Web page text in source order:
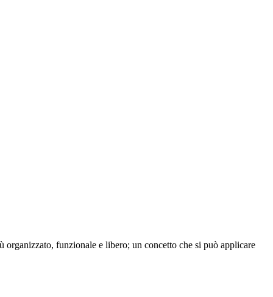
organizzato, funzionale e libero; un concetto che si può applicare